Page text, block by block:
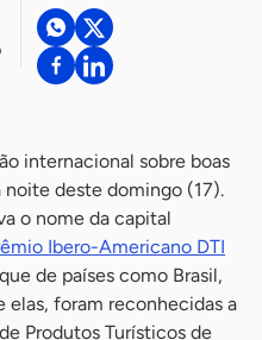
internacional sobre boas
noite deste domingo (17).
o nome da capital
Ibero-Americano DTI
de países como Brasil,
elas, foram reconhecidas a
Produtos Turísticos de